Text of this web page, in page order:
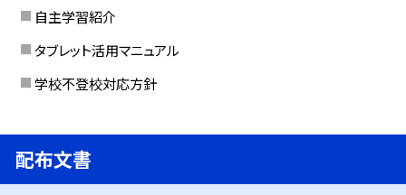
自主学習紹介
タブレット活用マニュアル
学校不登校対応方針
配布文書